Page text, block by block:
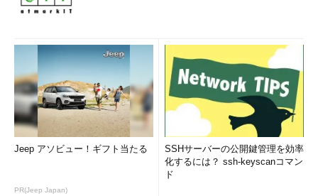
Jeep アソビュー！ギフト当たる
PR(Jeep Japan)
SSHサーバーの公開鍵管理を効率
化するには？ ssh-keyscanコマン
ド